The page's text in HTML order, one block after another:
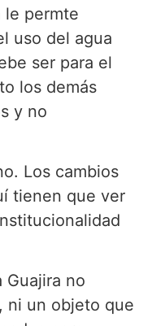
le permte
uso del agua
ser para el
los demás
y no
Los cambios
tienen que ver
Guajira no
ni un objeto que